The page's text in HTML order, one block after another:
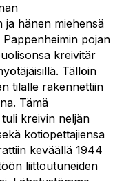
ja hänen miehensä
pojan
kreivitär
Tällöin
tilalle rakennettiin
Tämä
kreivin neljän
kotiopettajiensa
keväällä 1944
liittoutuneiden